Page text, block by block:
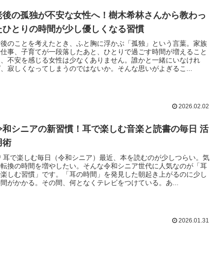
後の孤独が不安な女性へ！樹木希林さんから教わっ
ひとりの時間が少し優しくなる習慣
のことを考えたとき、ふと胸に浮かぶ「孤独」という言葉。家族
事、子育てが一段落したあと、ひとりで過ごす時間が増えること
不安を感じる女性は少なくありません。誰かと一緒にいなけれ
寂しくなってしまうのではないか。そんな思いがよぎるこ...
2026.02.02
和シニアの新習慣！耳で楽しむ音楽と読書の毎日 活
術
耳で楽しむ毎日（令和シニア）最近、本を読むのが少しつらい。気
換の時間を増やしたい。そんな令和シニア世代に人気なのが「耳
しむ習慣」です。「耳の時間」を発見した朝起き上がるのに少し
がかかる。その間、何となくテレビをつけている。あ...
2026.01.31